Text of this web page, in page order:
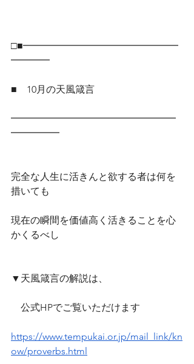
□■━━━━━━━━━━━━━━━━
━━━━
■　10月の天風箴言
━━━━━━━━━━━━━━━━━
━━━━━
完全な人生に活きんと欲する者は何を
措いても
現在の瞬間を価値高く活きることを心
かくるべし
▼天風箴言の解説は、
公式HPでご覧いただけます
https://www.tempukai.or.jp/mail_link/kn
ow/proverbs.html